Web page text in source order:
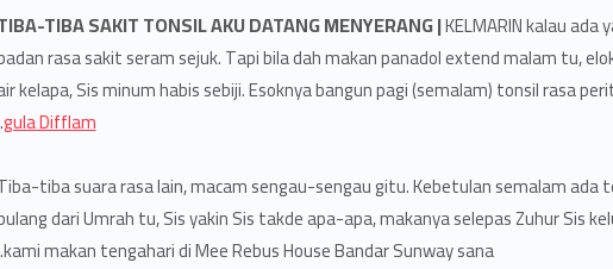
TIBA SAKIT TONSIL AKU DATANG MENYERANG |KELMARIN kalau
rasa sakit seram sejuk. Tapi bila dah makan panadol extend malam tu,
kelapa, Sis minum habis sebiji. Esoknya bangun pagi (semalam) tonsil rasa
gula Difflam
.
tiba suara rasa lain, macam sengau-sengau gitu. Kebetulan semalam ada
dari Umrah tu, Sis yakin Sis takde apa-apa, makanya selepas Zuhur Sis
kami makan tengahari di Mee Rebus House Bandar Sunway sana.